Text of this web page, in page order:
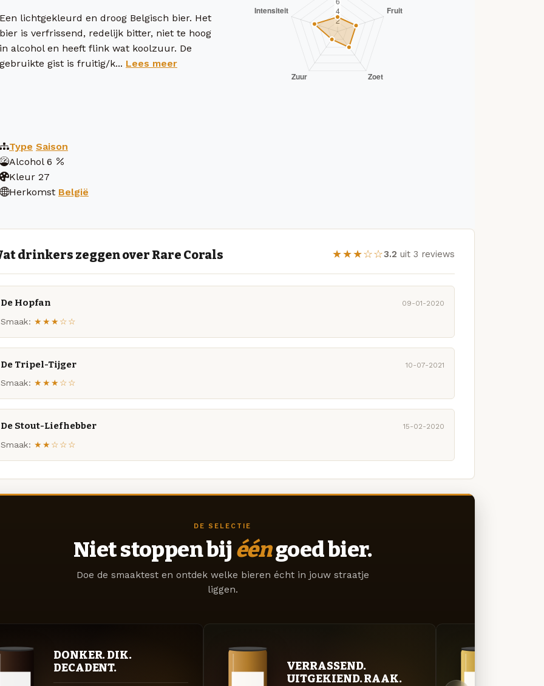
Een lichtgekleurd en droog Belgisch bier. Het
bier is verfrissend, redelijk bitter, niet te hoog
in alcohol en heeft flink wat koolzuur. De
gebruikte gist is fruitig/k... Lees meer
Type Saison
Alcohol 6
Kleur 27
Herkomst België
drinkers zeggen over Rare Corals ★★★☆☆3.2 uit 3 reviews
De Hopfan 09-01-2020
Smaak: ★★★☆☆
De Tripel-Tijger 10-07-2021
Smaak: ★★★☆☆
De Stout-Liefhebber 15-02-2020
Smaak: ★★☆☆☆
DE SELECTIE
Niet stoppen bij ééngoed bier.
Doe de smaaktest en ontdek welke bieren écht in jouw straatje
liggen.
DONKER. DIK.
DECADENT.
VERRASSEND.
UITGEKIEND. RAAK.